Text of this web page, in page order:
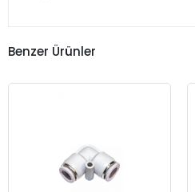
Benzer Ürünler